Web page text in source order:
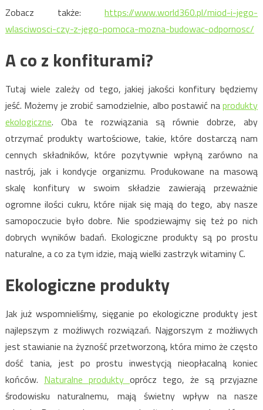
Zobacz także:https://www.world360.pl/miod-i-jego-
wlasciwosci-czy-z-jego-pomoca-mozna-budowac-odpornosc/
A co z konfiturami?
Tutaj wiele zależy od tego, jakiej jakości konfitury będziemy
jeść. Możemy je zrobić samodzielnie, albo postawić naprodukty
ekologiczne. Oba te rozwiązania są równie dobrze, aby
otrzymać produkty wartościowe, takie, które dostarczą nam
cennych składników, które pozytywnie wpłyną zarówno na
nastrój, jak i kondycje organizmu. Produkowane na masową
skalę konfitury w swoim składzie zawierają przeważnie
ogromne ilości cukru, które nijak się mają do tego, aby nasze
samopoczucie było dobre. Nie spodziewajmy się też po nich
dobrych wyników badań. Ekologiczne produkty są po prostu
naturalne, a co za tym idzie, mają wielki zastrzyk witaminy C.
Ekologiczne produkty
Jak już wspomnieliśmy, sięganie po ekologiczne produkty jest
najlepszym z możliwych rozwiązań. Najgorszym z możliwych
jest stawianie na żyzność przetworzoną, która mimo że często
dość tania, jest po prostu inwestycją nieopłacalną koniec
końców. Naturalne produkty oprócz tego, że są przyjazne
środowisku naturalnemu, mają świetny wpływ na nasze